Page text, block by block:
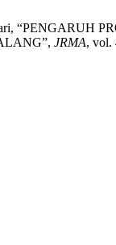
JRMA, vol.